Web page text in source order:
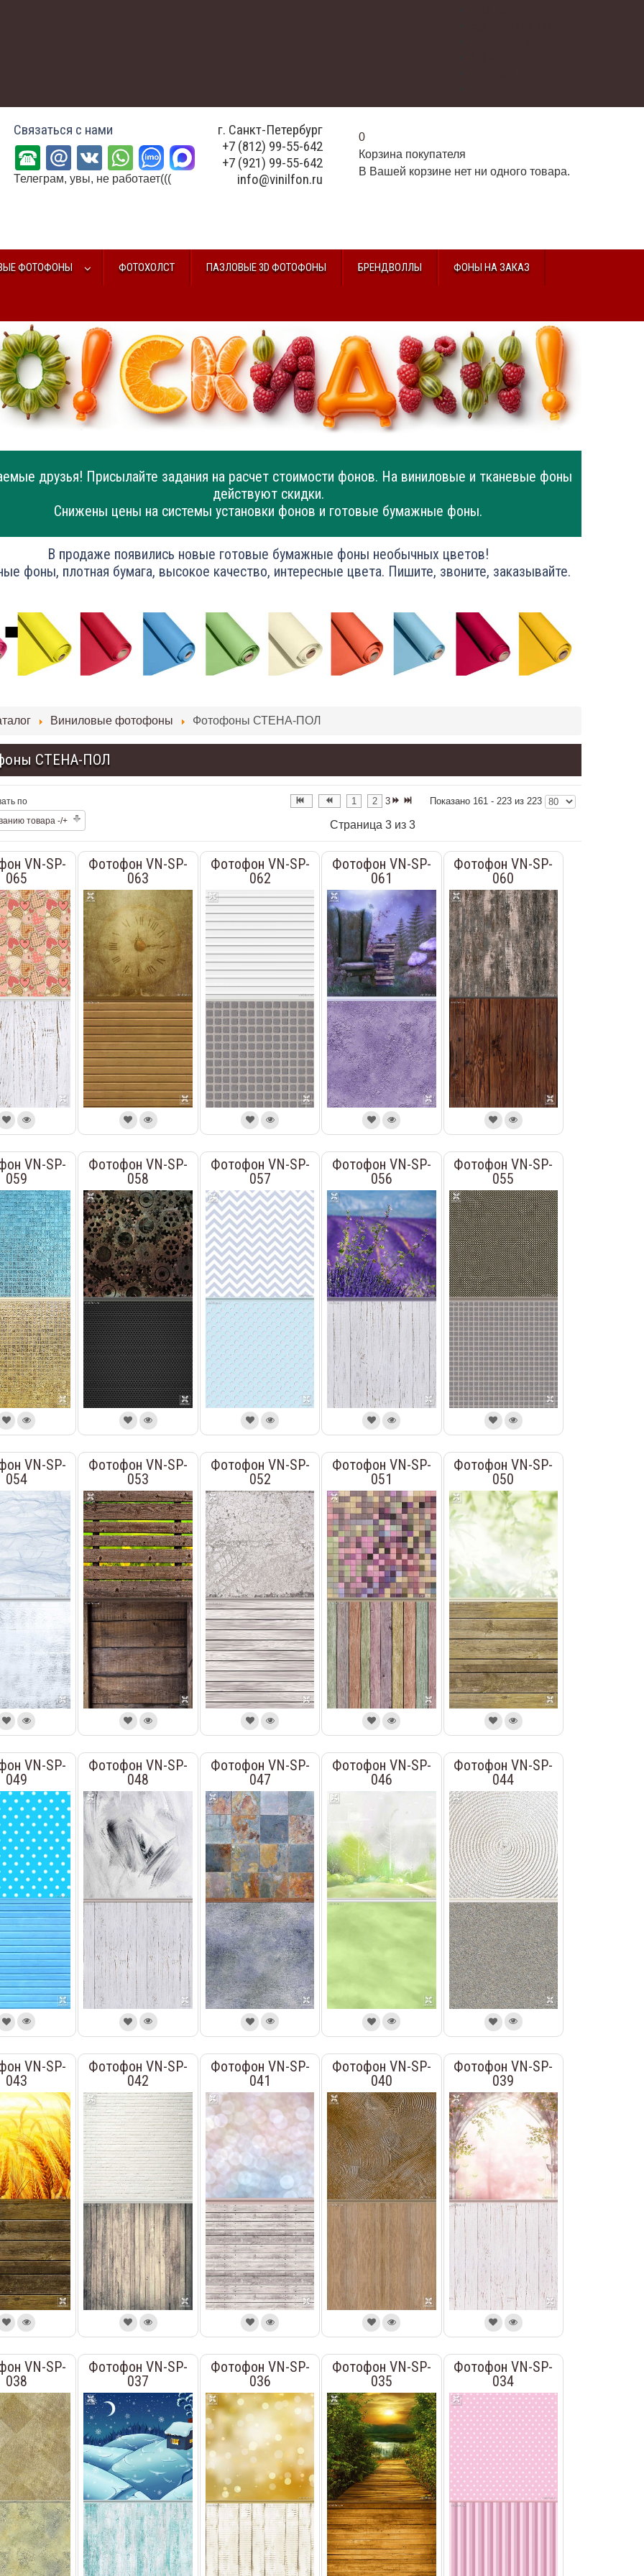
0
Корзина покупателя
В Вашей корзине нет ни одного товара.
г. Санкт-Петербург
+7 (812) 99-55-642
+7 (921) 99-55-642
info@vinilfon.ru
Связаться с нами
Телеграм, увы, не работает(((
ФОТОФОНЫ ФОТОХОЛСТ ПАЗЛОВЫЕ 3D ФОТОФОНЫ БРЕНДВОЛЛЫ ФОНЫ НА ЗАКАЗ
друзья! Присылайте задания на расчет стоимости фонов. На виниловые и тканевые фоны
действуют скидки.
Снижены цены на системы установки фонов и готовые бумажные фоны.
В продаже появились новые готовые бумажные фоны необычных цветов!
фоны, плотная бумага, высокое качество, интересные цвета. Пишите, звоните, заказывайте.
Виниловые фотофоны Фотофоны СТЕНА-ПОЛ
СТЕНА-ПОЛ
по
товара -/+
Показано 161 - 223 из 223
1 2 3
Страница 3 из 3
VN-SP-
065
Фотофон VN-SP-
063
Фотофон VN-SP-
062
Фотофон VN-SP-
061
Фотофон VN-SP-
060
VN-SP-
059
Фотофон VN-SP-
058
Фотофон VN-SP-
057
Фотофон VN-SP-
056
Фотофон VN-SP-
055
VN-SP-
054
Фотофон VN-SP-
053
Фотофон VN-SP-
052
Фотофон VN-SP-
051
Фотофон VN-SP-
050
VN-SP-
049
Фотофон VN-SP-
048
Фотофон VN-SP-
047
Фотофон VN-SP-
046
Фотофон VN-SP-
044
VN-SP-
043
Фотофон VN-SP-
042
Фотофон VN-SP-
041
Фотофон VN-SP-
040
Фотофон VN-SP-
039
VN-SP-
038
Фотофон VN-SP-
037
Фотофон VN-SP-
036
Фотофон VN-SP-
035
Фотофон VN-SP-
034